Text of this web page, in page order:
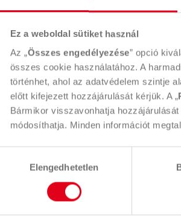
Ez a weboldal sütiket használ
Az „Összes engedélyezése” opció
összes cookie használatához. A
történhet, ahol az adatvédelem szintje
előtt kifejezett hozzájárulását kérjük. A „
Bármikor visszavonhatja
módosíthatja. Minden információt
kiválasztásaElengedhetetlen
ezzel az ipari
gyakoriságot
mértékének és
alakítjuk ki. A
időpontokban,